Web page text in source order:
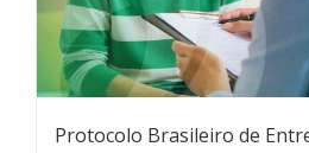
Protocolo Brasileiro de